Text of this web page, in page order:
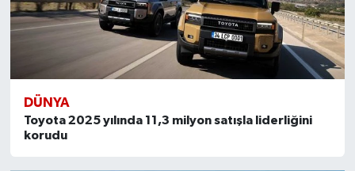
DÜNYA
Toyota 2025 yılında 11,3 milyon satışla liderliğini
korudu